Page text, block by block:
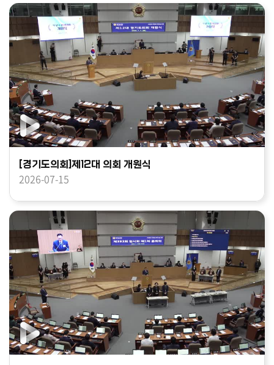
[경기도의회]제12대 의회 개원식
2026-07-15